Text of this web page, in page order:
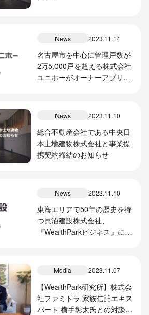
News 2023.11.14
名古屋市を中心に管理戸数が
2万5,000戸を超える株式会社
ユニホーがオーナーアプリ
News 2023.11.10
総合不動産会社である中央日
本土地建物株式会社と事業提
携契約締結のお知らせ
News 2023.11.10
東海エリアで50年の歴史を持
つ貝沼建設株式会社、
『WealthParkビジネス』によ
Media 2023.11.07
【WealthPark研究所】株式会
社ファミトラ 家族信託エキス
パート 横手彰太氏との対談記